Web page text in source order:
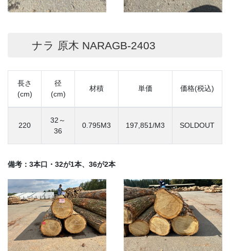
ナラ 原木 NARAGB-2403
長さ
(cm)
径
(cm)
材積 単価 価格(税込)
220
32～
36
0.795M3 197,851/M3 SOLDOUT
備考：3本口・32が1本、36が2本